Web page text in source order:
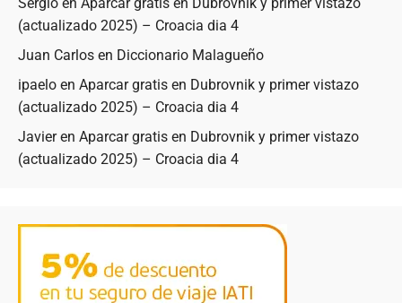
(actualizado 2025) – Croacia dia 4
Juan Carlos en Diccionario Malagueño
ipaelo en Aparcar gratis en Dubrovnik y primer vistazo
(actualizado 2025) – Croacia dia 4
Javieren Aparcar gratis en Dubrovnik y primer vistazo
(actualizado 2025) – Croacia dia 4